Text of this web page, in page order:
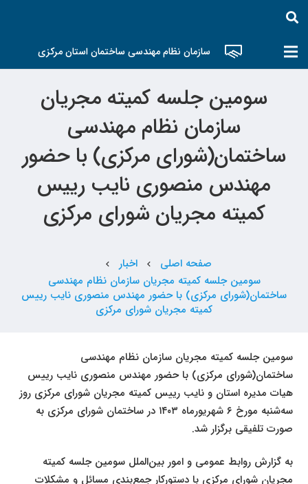
سازمان نظام مهندسی ساختمان استان مرکزی
سومین جلسه کمیته مجریان
سازمان نظام مهندسی
ساختمان(شورای مرکزی) با حضور
مهندس منصوری نایب رییس
کمیته مجریان شورای مرکزی
صفحه اصلی chevron_left اخبار chevron_left
سومین جلسه کمیته مجریان سازمان نظام مهندسی
ساختمان(شورای مرکزی) با حضور مهندس منصوری نایب رییس
کمیته مجریان شورای مرکزی
سومین جلسه کمیته مجریان سازمان نظام مهندسی
ساختمان(شورای مرکزی) با حضور مهندس منصوری نایب رییس
هیات مدیره استان و نایب رییس کمیته مجریان شورای مرکزی روز
سه‌شنبه مورخ ۶ شهریورماه ۱۴۰۳ در ساختمان شورای مرکزی به
صورت تلفیقی برگزار شد.
به گزارش روابط عمومی و امور بین‌الملل سومین جلسه کمیته
مجریان شورای مرکزی با دستورکار جمع‌بندی مسائل و مشکلات